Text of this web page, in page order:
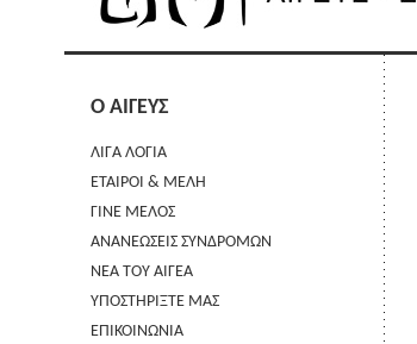
Ο ΑΙΓΕΥΣ
ΛΙΓΑ ΛΟΓΙΑ
ΕΤΑΙΡΟΙ & ΜΕΛΗ
ΓΙΝΕ ΜΕΛΟΣ
ΑΝΑΝΕΩΣΕΙΣ ΣΥΝΔΡΟΜΩΝ
ΝΕΑ ΤΟΥ ΑΙΓΕΑ
ΥΠΟΣΤΗΡΙΞΤΕ ΜΑΣ
ΕΠΙΚΟΙΝΩΝΙΑ